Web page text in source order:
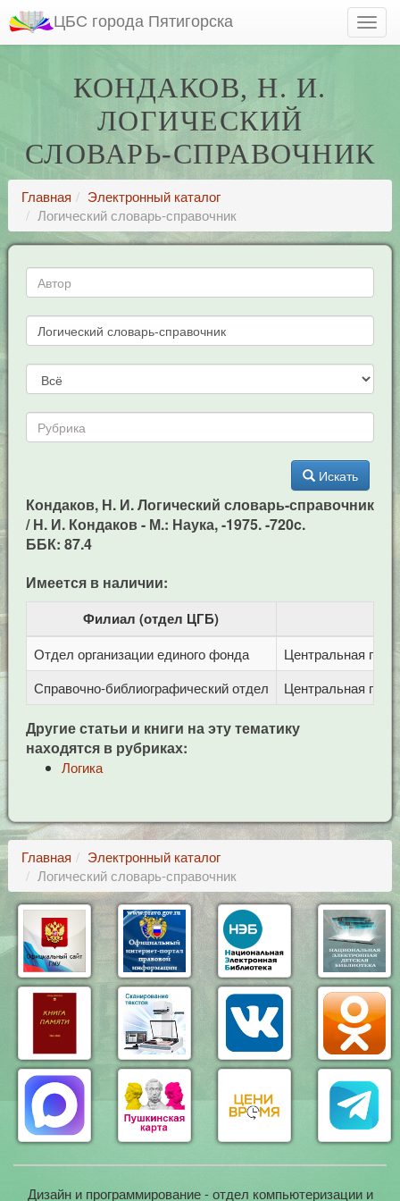
ЦБС города Пятигорска
КОНДАКОВ, Н. И.
ЛОГИЧЕСКИЙ
СЛОВАРЬ-СПРАВОЧНИК
Главная
Электронный каталог
Логический словарь-справочник
Искать
Кондаков, Н. И. Логический словарь-справочник
/ Н. И. Кондаков - М.: Наука, -1975. -720c.
ББК: 87.4
Имеется в наличии:
Филиал (отдел ЦГБ)
Отдел организации единого фонда
Центральная
Справочно-библиографический отдел
Центральная
Другие статьи и книги на эту тематику
находятся в рубриках:
Логика
Главная
Электронный каталог
Логический словарь-справочник
Дизайн и программирование - отдел компьютеризации и